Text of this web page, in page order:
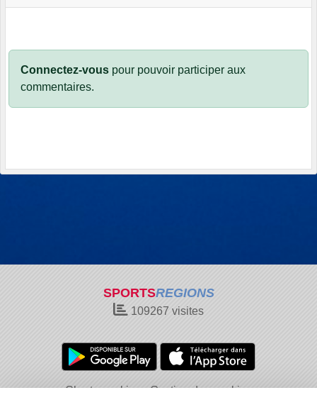
Connectez-vous pour pouvoir participer aux
commentaires.
SPORTSREGIONS
109267 visites
Charte cookies Gestion des cookies